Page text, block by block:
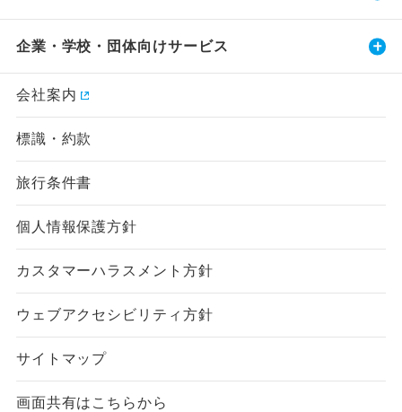
企業・学校・団体向けサービス
会社案内
標識・約款
旅行条件書
個人情報保護方針
カスタマーハラスメント方針
ウェブアクセシビリティ方針
サイトマップ
画面共有はこちらから